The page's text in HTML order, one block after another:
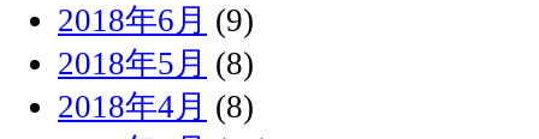
2018年6月 (9)
2018年5月 (8)
2018年4月 (8)